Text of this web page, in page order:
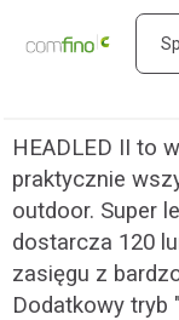
HEADLED II to
praktycznie
outdoor. Super
dostarcza 120
zasięgu z
Dodatkowy tryb